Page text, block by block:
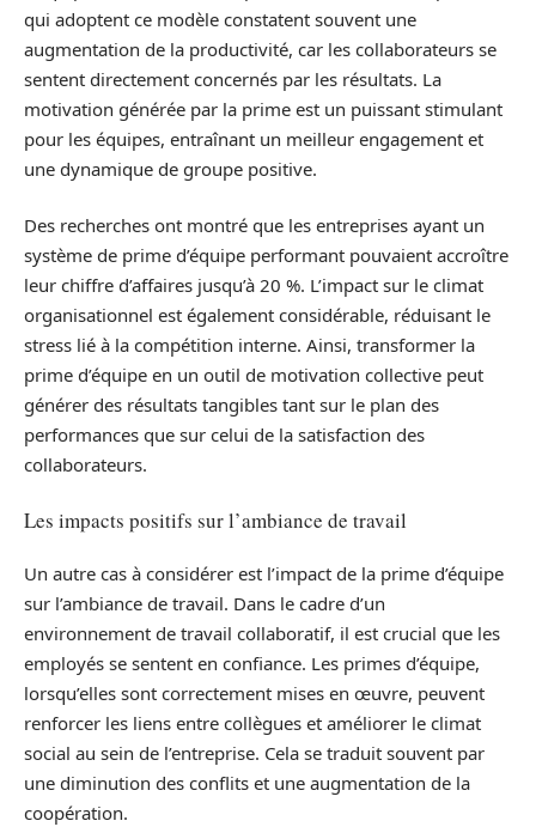
qui adoptent ce modèle constatent souvent une
augmentation de la productivité, car les collaborateurs se
sentent directement concernés par les résultats. La
motivation générée par la prime est un puissant stimulant
pour les équipes, entraînant un meilleur engagement et
une dynamique de groupe positive.
Des recherches ont montré que les entreprises ayant un
système de prime d’équipe performant pouvaient accroître
leur chiffre d’affaires jusqu’à 20 %. L’impact sur le climat
organisationnel est également considérable, réduisant le
stress lié à la compétition interne. Ainsi, transformer la
prime d’équipe en un outil de motivation collective peut
générer des résultats tangibles tant sur le plan des
performances que sur celui de la satisfaction des
collaborateurs.
Les impacts positifs sur l’ambiance de travail
Un autre cas à considérer est l’impact de la prime d’équipe
sur l’ambiance de travail. Dans le cadre d’un
environnement de travail collaboratif, il est crucial que les
employés se sentent en confiance. Les primes d’équipe,
lorsqu’elles sont correctement mises en œuvre, peuvent
renforcer les liens entre collègues et améliorer le climat
social au sein de l’entreprise. Cela se traduit souvent par
une diminution des conflits et une augmentation de la
coopération.